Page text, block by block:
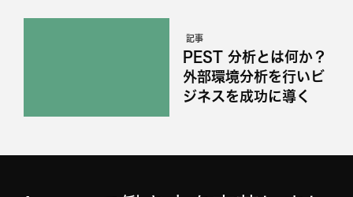
記事
PEST 分析とは何か？
外部環境分析を行いビ
ジネスを成功に導く